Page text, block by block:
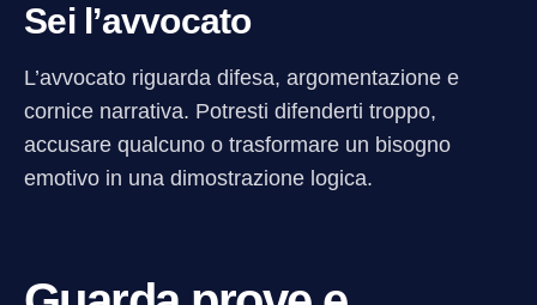
Sei l’avvocato
L’avvocato riguarda difesa, argomentazione e
cornice narrativa. Potresti difenderti troppo,
accusare qualcuno o trasformare un bisogno
emotivo in una dimostrazione logica.